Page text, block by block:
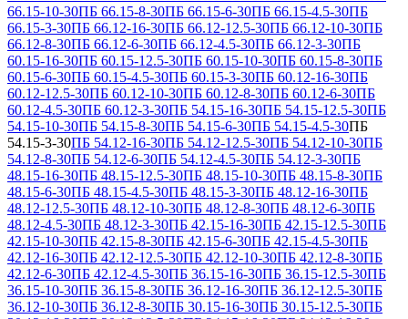
66.15-10-30ПБ 66.15-8-30ПБ 66.15-6-30ПБ 66.15-4.5-30ПБ
66.15-3-30ПБ 66.12-16-30ПБ 66.12-12.5-30ПБ 66.12-10-30ПБ
66.12-8-30ПБ 66.12-6-30ПБ 66.12-4.5-30ПБ 66.12-3-30ПБ
60.15-16-30ПБ 60.15-12.5-30ПБ 60.15-10-30ПБ 60.15-8-30ПБ
60.15-6-30ПБ 60.15-4.5-30ПБ 60.15-3-30ПБ 60.12-16-30ПБ
60.12-12.5-30ПБ 60.12-10-30ПБ 60.12-8-30ПБ 60.12-6-30ПБ
60.12-4.5-30ПБ 60.12-3-30ПБ 54.15-16-30ПБ 54.15-12.5-30ПБ
54.15-10-30ПБ 54.15-8-30ПБ 54.15-6-30ПБ 54.15-4.5-30ПБ
54.15-3-30ПБ 54.12-16-30ПБ 54.12-12.5-30ПБ 54.12-10-30ПБ
54.12-8-30ПБ 54.12-6-30ПБ 54.12-4.5-30ПБ 54.12-3-30ПБ
48.15-16-30ПБ 48.15-12.5-30ПБ 48.15-10-30ПБ 48.15-8-30ПБ
48.15-6-30ПБ 48.15-4.5-30ПБ 48.15-3-30ПБ 48.12-16-30ПБ
48.12-12.5-30ПБ 48.12-10-30ПБ 48.12-8-30ПБ 48.12-6-30ПБ
48.12-4.5-30ПБ 48.12-3-30ПБ 42.15-16-30ПБ 42.15-12.5-30ПБ
42.15-10-30ПБ 42.15-8-30ПБ 42.15-6-30ПБ 42.15-4.5-30ПБ
42.12-16-30ПБ 42.12-12.5-30ПБ 42.12-10-30ПБ 42.12-8-30ПБ
42.12-6-30ПБ 42.12-4.5-30ПБ 36.15-16-30ПБ 36.15-12.5-30ПБ
36.15-10-30ПБ 36.15-8-30ПБ 36.12-16-30ПБ 36.12-12.5-30ПБ
36.12-10-30ПБ 36.12-8-30ПБ 30.15-16-30ПБ 30.15-12.5-30ПБ